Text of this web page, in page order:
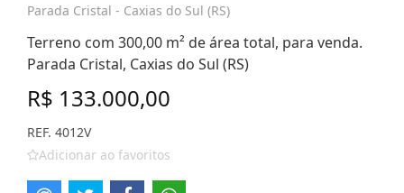
Parada Cristal - Caxias do Sul (RS)
Terreno com 300,00 m² de área total, para venda.
Parada Cristal, Caxias do Sul (RS)
R$ 133.000,00
REF. 4012V
Adicionar ao favoritos